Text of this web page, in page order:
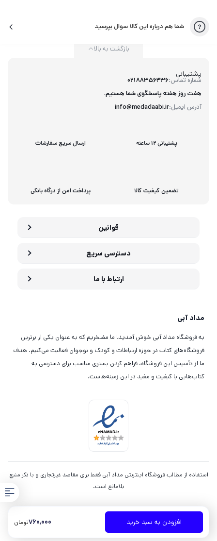
افزودن به سبد خرید 760,000تومان
شما هم درباره این کالا سوال بپرسید
پشتیبانی
شماره تماس:02188356436
آدرس ایمیل:info@medadaabi.ir
هفت روز هفته پاسخگوی شما هستیم.
بازگشت به بالا
پشتیبانی 12 ساعته ارسال سریع سفارشات
تضمین کیفیت کالا پرداخت امن از درگاه بانکی
قوانین
دسترسی سریع
ارتباط با ما
مداد آبی
به فروشگاه مداد آبی خوش آمدید! ما مفتخریم که به عنوان یکی از برترین
فروشگاه‌های کتاب در حوزه ارتباطات و کودک و نوجوان فعالیت می‌کنیم. هدف
ما از تأسیس این فروشگاه، فراهم کردن بستری مناسب برای دسترسی به
کتاب‌هایی با کیفیت و مفید در این زمینه‌هاست.
استفاده از مطالب فروشگاه اینترنتی مداد آبی فقط برای مقاصد غیرتجاری و با ذکر منبع
بلامانع است.